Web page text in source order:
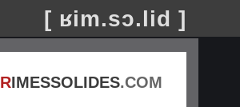
[ ʁim.sɔ.lid ]
RIMESSOLIDES.COM